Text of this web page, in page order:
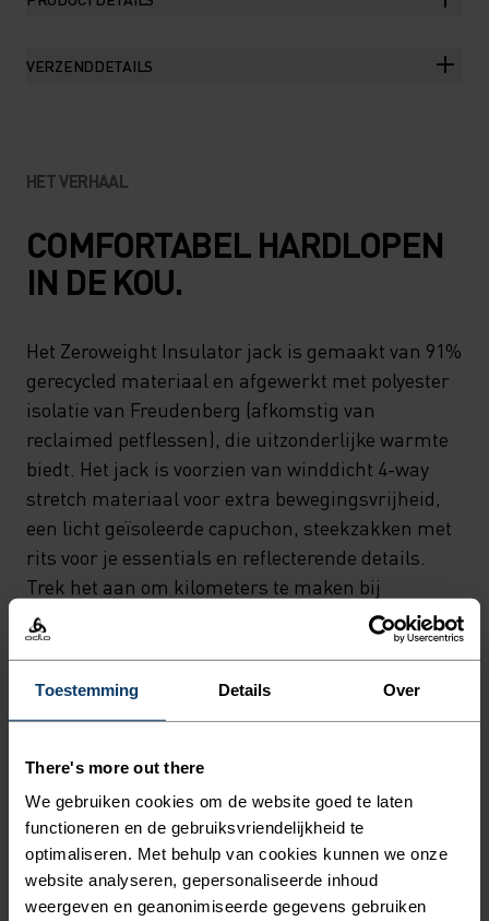
Toestemming Details Over
There's more out there
We gebruiken cookies om de website goed te laten
functioneren en de gebruiksvriendelijkheid te
optimaliseren. Met behulp van cookies kunnen we onze
website analyseren, gepersonaliseerde inhoud
weergeven en geanonimiseerde gegevens gebruiken
VERZENDDETAILS
HET VERHAAL
COMFORTABEL HARDLOPEN
IN DE KOU.
Het Zeroweight Insulator jack is gemaakt van 91%
gerecycled materiaal en afgewerkt met polyester
isolatie van Freudenberg (afkomstig van
reclaimed petflessen), die uitzonderlijke warmte
biedt. Het jack is voorzien van winddicht 4-way
stretch materiaal voor extra bewegingsvrijheid,
een licht geïsoleerde capuchon, steekzakken met
rits voor je essentials en reflecterende details.
Trek het aan om kilometers te maken bij
temperaturen onder nul. Kies voor warmte en
ademend vermogen in de kou.
ERVAAR DE SNELHEID VAN
LICHT
Blijf droog. Loop sneller. Performance
hardloopkleding waarin je verder komt.